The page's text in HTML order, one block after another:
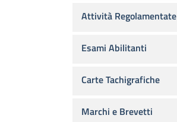
Attività Regolamentate
Esami Abilitanti
Carte Tachigrafiche
Marchi e Brevetti